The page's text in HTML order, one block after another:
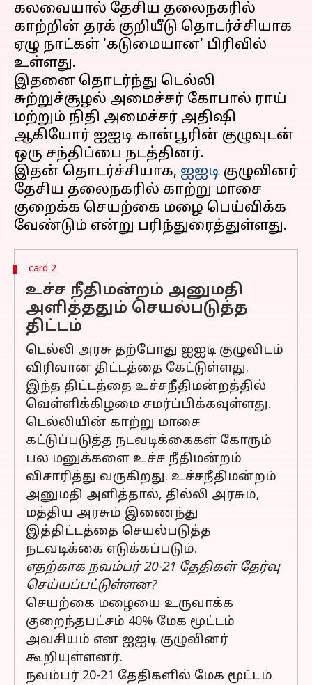
கலவையால் தேசிய தலைநகரில்
காற்றின் தரக் குறியீடு தொடர்ச்சியாக
ஏழு நாட்கள் 'கடுமையான' பிரிவில்
உள்ளது.
இதனை தொடர்ந்து டெல்லி
சுற்றுச்சூழல் அமைச்சர் கோபால் ராய்
மற்றும் நிதி அமைச்சர் அதிஷி
ஆகியோர் ஐஐடி கான்பூரின் குழுவுடன்
ஒரு சந்திப்பை நடத்தினர்.
இதன் தொடர்ச்சியாக, ஐஐடி குழுவினர்
தேசிய தலைநகரில் காற்று மாசை
குறைக்க செயற்கை மழை பெய்விக்க
card 2
உச்ச நீதிமன்றம் அனுமதி
அளித்ததும் செயல்படுத்த
திட்டம்
டெல்லி அரசு தற்போது ஐஐடி குழுவிடம்
விரிவான திட்டத்தை கேட்டுள்ளது.
இந்த திட்டத்தை உச்சநீதிமன்றத்தில்
வெள்ளிக்கிழமை சமர்ப்பிக்கவுள்ளது.
டெல்லியின் காற்று மாசை
கட்டுப்படுத்த நடவடிக்கைகள் கோரும்
பல மனுக்களை உச்ச நீதிமன்றம்
விசாரித்து வருகிறது. உச்சநீதிமன்றம்
அனுமதி அளித்தால், தில்லி அரசும்,
மத்திய அரசும் இணைந்து
இத்திட்டத்தை செயல்படுத்த
நடவடிக்கை எடுக்கப்படும்.
எதற்காக நவம்பர் 20-21 தேதிகள் தேர்வு
செய்யப்பட்டுள்ளன?
செயற்கை மழையை உருவாக்க
குறைந்தபட்சம் 40% மேக மூட்டம்
அவசியம் என ஐஐடி குழுவினர்
கூறியுள்ளனர்.
நவம்பர் 20-21 தேதிகளில் மேக மூட்டம்